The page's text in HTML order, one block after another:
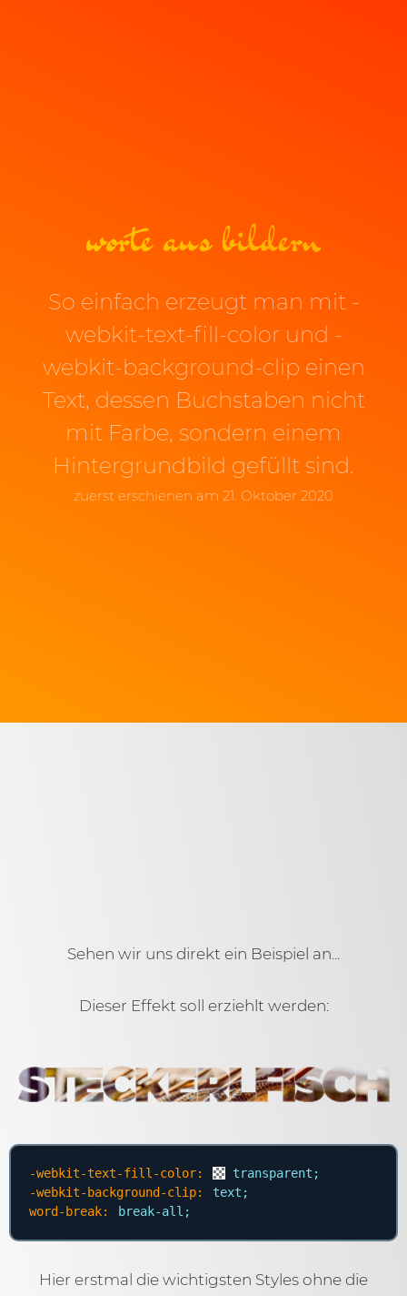
worte aus bildern
So einfach erzeugt man mit -
webkit-text-fill-color und -
webkit-background-clip einen
Text, dessen Buchstaben nicht
mit Farbe, sondern einem
Hintergrundbild gefüllt sind.
zuerst erschienen am 21. Oktober 2020
Sehen wir uns direkt ein Beispiel an...
Dieser Effekt soll erziehlt werden:
STECKERLFISCH
-webkit-text-fill-color: transparent ;
-webkit-background-clip:
text;
word-break:
break-all;
Hier erstmal die wichtigsten Styles ohne die